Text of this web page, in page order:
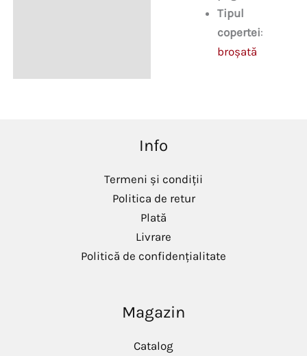
Tipul
copertei:
broșată
Info
Termeni și condiții
Politica de retur
Plată
Livrare
Politică de confidențialitate
Magazin
Catalog